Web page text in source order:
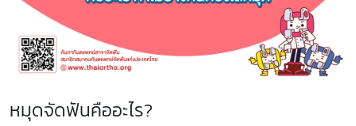
หมุดจัดฟันคืออะไร?